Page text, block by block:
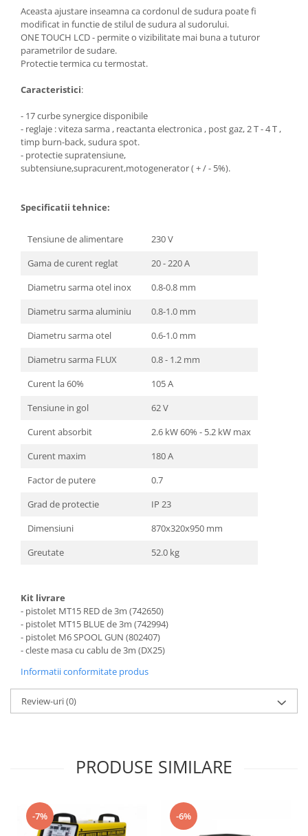
Aceasta ajustare inseamna ca cordonul de sudura poate fi
modificat in functie de stilul de sudura al sudorului.
ONE TOUCH LCD - permite o vizibilitate mai buna a tuturor
parametrilor de sudare.
Protectie termica cu termostat.
Caracteristici:
- 17 curbe synergice disponibile
- reglaje : viteza sarma , reactanta electronica , post gaz, 2 T - 4 T ,
timp burn-back, sudura spot.
- protectie supratensiune,
subtensiune,supracurent,motogenerator ( + / - 5%).
Specificatii tehnice:
Tensiune de alimentare
230 V
Gama de curent reglat
20 - 220 A
Diametru sarma otel inox
0.8-0.8 mm
Diametru sarma aluminiu
0.8-1.0 mm
Diametru sarma otel
0.6-1.0 mm
Diametru sarma FLUX
0.8 - 1.2 mm
Curent la 60%
105 A
Tensiune in gol
62 V
Curent absorbit
2.6 kW 60% - 5.2 kW max
Curent maxim
180 A
Factor de putere
0.7
Grad de protectie
IP 23
Dimensiuni
870x320x950 mm
Greutate
52.0 kg
Kit livrare
- pistolet MT15 RED de 3m (742650)
- pistolet MT15 BLUE de 3m (742994)
- pistolet M6 SPOOL GUN (802407)
- cleste masa cu cablu de 3m (DX25)
Informatii conformitate produs
Review-uri(0)
PRODUSE SIMILARE
-7% -6%